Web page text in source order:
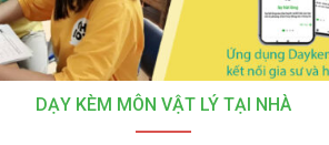
DẠY KÈM MÔN VẬT LÝ TẠI NHÀ